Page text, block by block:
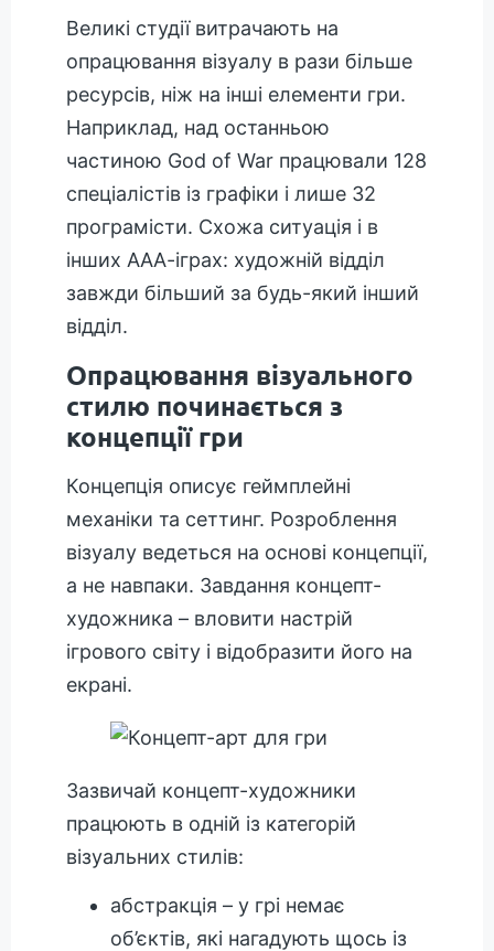
Великі студії витрачають на
опрацювання візуалу в рази більше
ресурсів, ніж на інші елементи гри.
Наприклад, над останньою
частиною God of War працювали 128
спеціалістів із графіки і лише 32
програмісти. Схожа ситуація і в
інших ААА-іграх: художній відділ
завжди більший за будь-який інший
відділ.
Опрацювання візуального
стилю починається з
концепції гри
Концепція описує геймплейні
механіки та сеттинг. Розроблення
візуалу ведеться на основі концепції,
а не навпаки. Завдання концепт-
художника – вловити настрій
ігрового світу і відобразити його на
екрані.
Зазвичай концепт-художники
працюють в одній із категорій
візуальних стилів:
абстракція – у грі немає
об’єктів, які нагадують щось із